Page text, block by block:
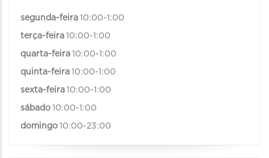
segunda-feira 10:00-1:00
terça-feira 10:00-1:00
quarta-feira 10:00-1:00
quinta-feira 10:00-1:00
sexta-feira 10:00-1:00
sábado 10:00-1:00
domingo 10:00-23:00